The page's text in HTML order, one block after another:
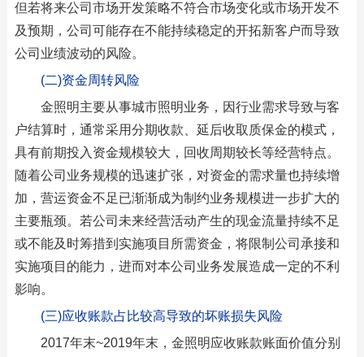
但若将来公司市场开发策略不符合市场变化或市场开发不
及预期，公司可能存在不能持续稳定的开拓新客户而导致
公司业绩波动的风险。
(二)资金周转风险
金照明主要从事城市照明业务，因行业需求导致与客
户结算时，通常采用分期收款、延后收取质保金的模式，
具有前期投入资金规模较大，回收周期较长等经营特点。
随着公司业务规模的迅速扩张，对资金的需求量也持续增
加，营运资金不足已渐渐成为制约业务规模进一步扩大的
主要瓶颈。若公司未来经营活动产生的现金流量持续不足
或不能及时筹措到实施项目所需资金，将限制公司承接和
实施项目的能力，进而对本公司业务发展造成一定的不利
影响。
(三)应收账款占比较高导致的坏账损失风险
2017年末~2019年末，金照明应收账款账面价值分别